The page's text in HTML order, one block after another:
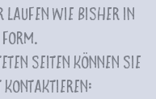
laufen wie bisher in
Seiten können Sie
kontaktieren: